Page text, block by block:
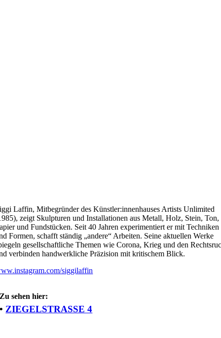
Laffin, Mitbegründer des Künstler:innenhauses Artists Unlimited
zeigt Skulpturen und Installationen aus Metall, Holz, Stein, Ton,
und Fundstücken. Seit 40 Jahren experimentiert er mit Techniken
Formen, schafft ständig „andere“ Arbeiten. Seine aktuellen Werke
gesellschaftliche Themen wie Corona, Krieg und den
verbinden handwerkliche Präzision mit kritischem Blick.
siggilaffin
Zu sehen hier:
• ZIEGELSTRASSE 4